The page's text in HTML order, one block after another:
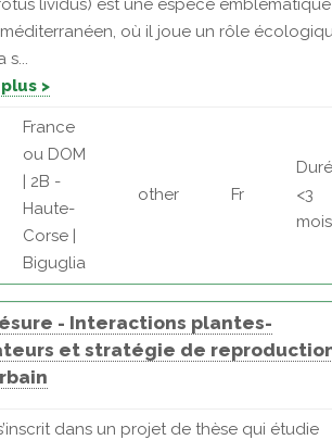
lividus) est une espèce emblématique
où il joue un rôle
s...
>
France
ou DOM
| 2B -
Haute-
Corse |
Biguglia
other Fr
<3
mois
- Interactions plantes-
et stratégie de
dans un projet de thèse qui étudie